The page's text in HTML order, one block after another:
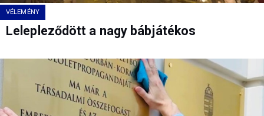
VÉLEMÉNY
Lelepleződött a nagy bábjátékos